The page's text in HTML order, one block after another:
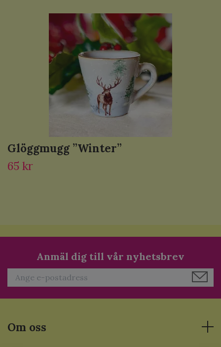
Glöggmugg ”Winter”
65 kr
Anmäl dig till vår nyhetsbrev
Om oss